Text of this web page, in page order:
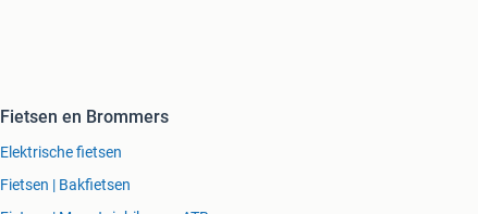
Fietsen en Brommers
Elektrische fietsen
Fietsen | Bakfietsen